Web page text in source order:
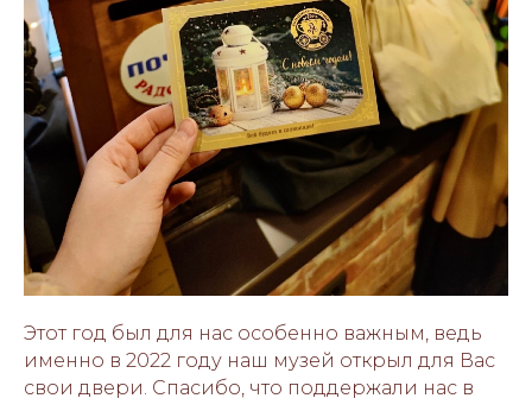
Этот год был для нас особенно важным, ведь
именно в 2022 году наш музей открыл для Вас
свои двери. Спасибо, что поддержали нас в